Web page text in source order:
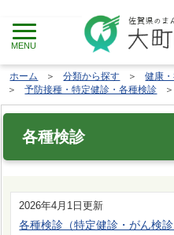
ホーム 分類から探す 健康
予防接種・特定健診・各種検診
各種検診
2026年4月1日更新
各種検診（特定健診・がん検